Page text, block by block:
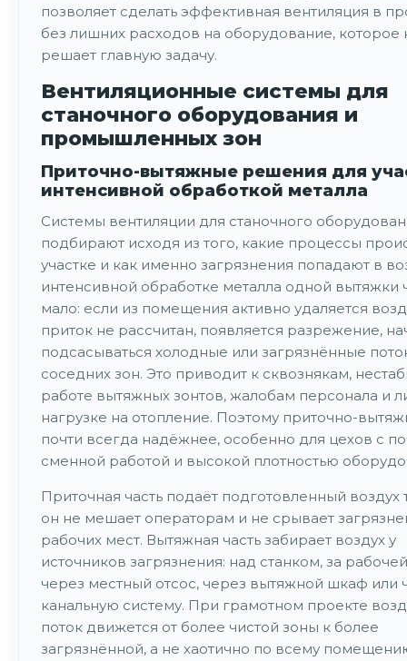
позволяет сделать эффективная вентиляция в
без лишних расходов на оборудование, которое
решает главную задачу.
Вентиляционные системы для
станочного оборудования и
промышленных зон
Приточно-вытяжные решения для
интенсивной обработкой металла
Системы вентиляции для станочного
подбирают исходя из того, какие процессы
участке и как именно загрязнения попадают в
интенсивной обработке металла одной вытяжки
мало: если из помещения активно удаляется
приток не рассчитан, появляется разрежение,
подсасываться холодные или загрязнённые
соседних зон. Это приводит к сквознякам,
работе вытяжных зонтов, жалобам персонала и
нагрузке на отопление. Поэтому приточно-
почти всегда надёжнее, особенно для цехов с
сменной работой и высокой плотностью
Приточная часть подаёт подготовленный воздух
он не мешает операторам и не срывает
рабочих мест. Вытяжная часть забирает воздух у
источников загрязнения: над станком, за
через местный отсос, через вытяжной шкаф или
канальную систему. При грамотном проекте
поток движется от более чистой зоны к более
загрязнённой, а не хаотично по всему